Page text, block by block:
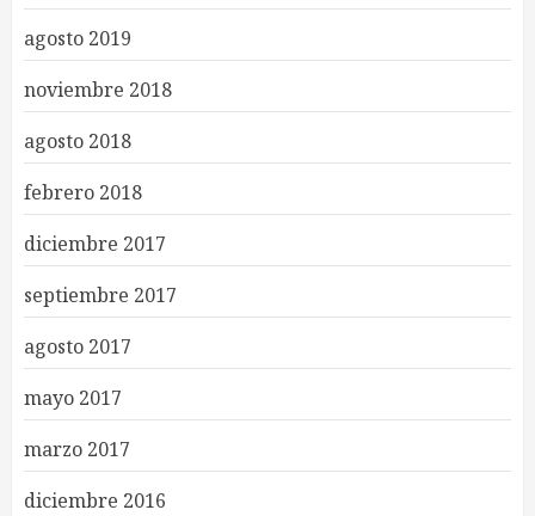
agosto 2019
noviembre 2018
agosto 2018
febrero 2018
diciembre 2017
septiembre 2017
agosto 2017
mayo 2017
marzo 2017
diciembre 2016